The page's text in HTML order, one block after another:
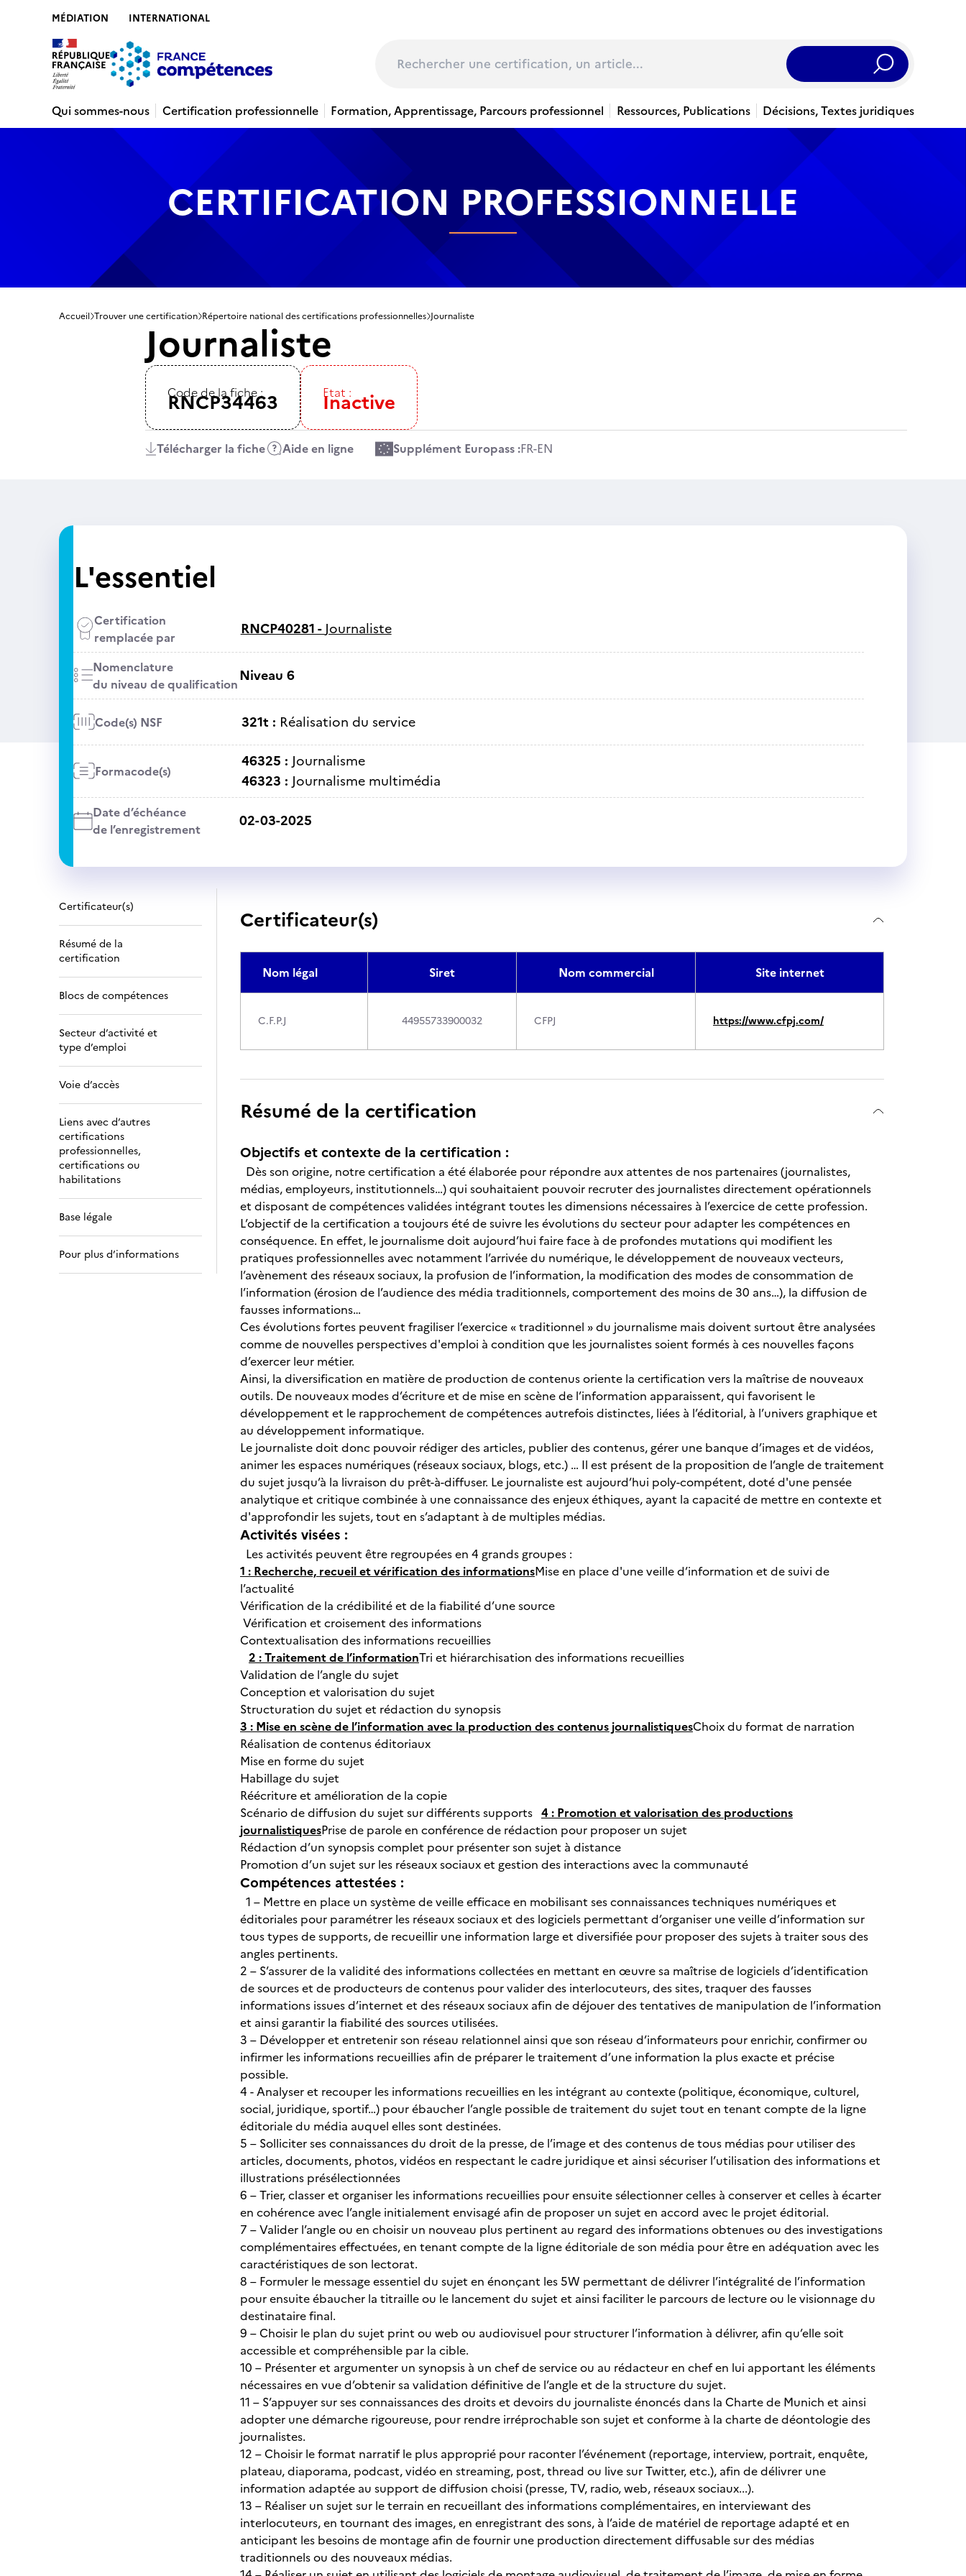
MÉDIATION INTERNATIONAL
Rechercher
Qui sommes-nous
Certification professionnelle Formation, Apprentissage, Parcours professionnel Ressources, Publications Décisions, Textes juridiques
CERTIFICATION PROFESSIONNELLE
Accueil Trouver une certification Répertoire national des certifications professionnelles Journaliste
Journaliste
Code de la fiche :
RNCP34463 Etat :
Inactive
Télécharger la fiche Aide en ligne Supplément Europass :FR-EN
L'essentiel
Certification
remplacée par
RNCP40281 -Journaliste
Nomenclature
du niveau de qualificationNiveau 6
Code(s) NSF 321t : Réalisation du service
Formacode(s)
46325 : Journalisme
46323 : Journalisme multimédia
Date d’échéance
de l’enregistrement
02-03-2025
Certificateur(s)
Résumé de la
certification
Blocs de compétences
Secteur d’activité et
type d’emploi
Voie d’accès
Liens avec d’autres
certifications
professionnelles,
certifications ou
habilitations
Base légale
Pour plus d’informations
Certificateur(s)
Nom légal Siret Nom commercial Site internet
C.F.P.J 44955733900032 CFPJ https://www.cfpj.com/
Résumé de la certification
Objectifs et contexte de la certification :
Dès son origine, notre certification a été élaborée pour répondre aux attentes de nos partenaires (journalistes,
médias, employeurs, institutionnels…) qui souhaitaient pouvoir recruter des journalistes directement opérationnels
et disposant de compétences validées intégrant toutes les dimensions nécessaires à l’exercice de cette profession.
L’objectif de la certification a toujours été de suivre les évolutions du secteur pour adapter les compétences en
conséquence. En effet, le journalisme doit aujourd’hui faire face à de profondes mutations qui modifient les
pratiques professionnelles avec notamment l’arrivée du numérique, le développement de nouveaux vecteurs,
l’avènement des réseaux sociaux, la profusion de l’information, la modification des modes de consommation de
l’information (érosion de l’audience des média traditionnels, comportement des moins de 30 ans…), la diffusion de
fausses informations…
Ces évolutions fortes peuvent fragiliser l’exercice « traditionnel » du journalisme mais doivent surtout être analysées
comme de nouvelles perspectives d'emploi à condition que les journalistes soient formés à ces nouvelles façons
d’exercer leur métier.
Ainsi, la diversification en matière de production de contenus oriente la certification vers la maîtrise de nouveaux
outils. De nouveaux modes d’écriture et de mise en scène de l’information apparaissent, qui favorisent le
développement et le rapprochement de compétences autrefois distinctes, liées à l’éditorial, à l’univers graphique et
au développement informatique.
Le journaliste doit donc pouvoir rédiger des articles, publier des contenus, gérer une banque d’images et de vidéos,
animer les espaces numériques (réseaux sociaux, blogs, etc.) … Il est présent de la proposition de l’angle de traitement
du sujet jusqu’à la livraison du prêt-à-diffuser. Le journaliste est aujourd’hui poly-compétent, doté d'une pensée
analytique et critique combinée à une connaissance des enjeux éthiques, ayant la capacité de mettre en contexte et
d'approfondir les sujets, tout en s’adaptant à de multiples médias.
Activités visées :
Les activités peuvent être regroupées en 4 grands groupes :
1 : Recherche, recueil et vérification des informationsMise en place d'une veille d’information et de suivi de
l’actualité
Vérification de la crédibilité et de la fiabilité d’une source
Vérification et croisement des informations
Contextualisation des informations recueillies
2 : Traitement de l’informationTri et hiérarchisation des informations recueillies
Validation de l’angle du sujet
Conception et valorisation du sujet
Structuration du sujet et rédaction du synopsis
3 : Mise en scène de l’information avec la production des contenus journalistiquesChoix du format de narration
Réalisation de contenus éditoriaux
Mise en forme du sujet
Habillage du sujet
Réécriture et amélioration de la copie
Scénario de diffusion du sujet sur différents supports 4 : Promotion et valorisation des productions
journalistiquesPrise de parole en conférence de rédaction pour proposer un sujet
Rédaction d’un synopsis complet pour présenter son sujet à distance
Promotion d’un sujet sur les réseaux sociaux et gestion des interactions avec la communauté
Compétences attestées :
1 – Mettre en place un système de veille efficace en mobilisant ses connaissances techniques numériques et
éditoriales pour paramétrer les réseaux sociaux et des logiciels permettant d’organiser une veille d’information sur
tous types de supports, de recueillir une information large et diversifiée pour proposer des sujets à traiter sous des
angles pertinents.
2 – S’assurer de la validité des informations collectées en mettant en œuvre sa maîtrise de logiciels d’identification
de sources et de producteurs de contenus pour valider des interlocuteurs, des sites, traquer des fausses
informations issues d’internet et des réseaux sociaux afin de déjouer des tentatives de manipulation de l’information
et ainsi garantir la fiabilité des sources utilisées.
3 – Développer et entretenir son réseau relationnel ainsi que son réseau d’informateurs pour enrichir, confirmer ou
infirmer les informations recueillies afin de préparer le traitement d’une information la plus exacte et précise
possible.
4 - Analyser et recouper les informations recueillies en les intégrant au contexte (politique, économique, culturel,
social, juridique, sportif…) pour ébaucher l’angle possible de traitement du sujet tout en tenant compte de la ligne
éditoriale du média auquel elles sont destinées.
5 – Solliciter ses connaissances du droit de la presse, de l’image et des contenus de tous médias pour utiliser des
articles, documents, photos, vidéos en respectant le cadre juridique et ainsi sécuriser l’utilisation des informations et
illustrations présélectionnées
6 – Trier, classer et organiser les informations recueillies pour ensuite sélectionner celles à conserver et celles à écarter
en cohérence avec l’angle initialement envisagé afin de proposer un sujet en accord avec le projet éditorial.
7 – Valider l’angle ou en choisir un nouveau plus pertinent au regard des informations obtenues ou des investigations
complémentaires effectuées, en tenant compte de la ligne éditoriale de son média pour être en adéquation avec les
caractéristiques de son lectorat.
8 – Formuler le message essentiel du sujet en énonçant les 5W permettant de délivrer l’intégralité de l’information
pour ensuite ébaucher la titraille ou le lancement du sujet et ainsi faciliter le parcours de lecture ou le visionnage du
destinataire final.
9 – Choisir le plan du sujet print ou web ou audiovisuel pour structurer l’information à délivrer, afin qu’elle soit
accessible et compréhensible par la cible.
10 – Présenter et argumenter un synopsis à un chef de service ou au rédacteur en chef en lui apportant les éléments
nécessaires en vue d’obtenir sa validation définitive de l’angle et de la structure du sujet.
11 – S’appuyer sur ses connaissances des droits et devoirs du journaliste énoncés dans la Charte de Munich et ainsi
adopter une démarche rigoureuse, pour rendre irréprochable son sujet et conforme à la charte de déontologie des
journalistes.
12 – Choisir le format narratif le plus approprié pour raconter l’événement (reportage, interview, portrait, enquête,
plateau, diaporama, podcast, vidéo en streaming, post, thread ou live sur Twitter, etc.), afin de délivrer une
information adaptée au support de diffusion choisi (presse, TV, radio, web, réseaux sociaux...).
13 – Réaliser un sujet sur le terrain en recueillant des informations complémentaires, en interviewant des
interlocuteurs, en tournant des images, en enregistrant des sons, à l’aide de matériel de reportage adapté et en
anticipant les besoins de montage afin de fournir une production directement diffusable sur des médias
traditionnels ou des nouveaux médias.